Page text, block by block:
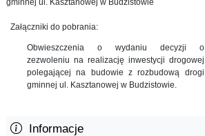
Załączniki do pobrania:
Obwieszczenia o wydaniu decyzji o
zezwoleniu na realizację inwestycji drogowej
polegającej na budowie z rozbudową drogi
gminnej ul. Kasztanowej w Budzistowie.
Informacje